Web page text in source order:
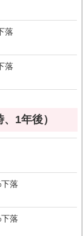
落
落
1年後）
落
落